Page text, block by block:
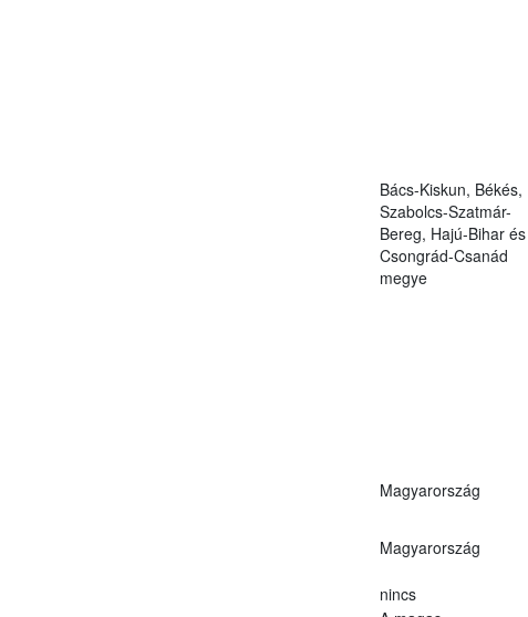
Bács-Kiskun, Békés,
Szabolcs-Szatmár-
Bereg, Hajú-Bihar és
Csongrád-Csanád
megye
Magyarország
Magyarország
nincs